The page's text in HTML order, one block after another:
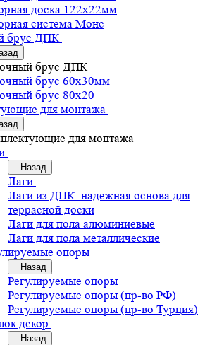
доска 122х22мм
система Монс
брус ДПК
брус ДПК
брус 60х30мм
брус 80х20
для монтажа
для монтажа
Назад
Лаги
Лаги из ДПК: надежная основа для
террасной доски
Лаги для пола алюминиевые
Лаги для пола металлические
опоры
Назад
Регулируемые опоры
Регулируемые опоры (пр-во РФ)
Регулируемые опоры (пр-во Турция)
декор
Назад